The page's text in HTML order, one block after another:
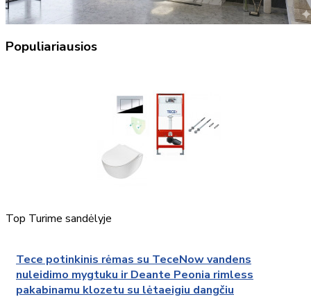
Populiariausios
Top Turime sandėlyje
Tece potinkinis rėmas su TeceNow vandens
nuleidimo mygtuku ir Deante Peonia rimless
pakabinamu klozetu su lėtaeigiu dangčiu